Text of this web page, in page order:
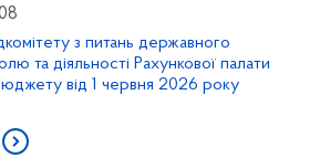
з питань державного
та діяльності Рахункової палати
від 1 червня 2026 року